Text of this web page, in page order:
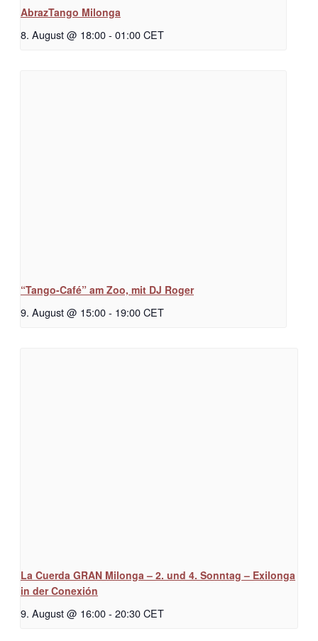
AbrazTango Milonga
8. August @ 18:00- 01:00CET
“Tango-Café” am Zoo, mit DJ Roger
9. August @ 15:00- 19:00CET
La Cuerda GRAN Milonga – 2. und 4. Sonntag – Exilonga
in der Conexión
9. August @ 16:00- 20:30CET